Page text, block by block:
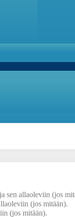
ja sen allaoleviin (jos
(jos mitään).
(jos mitään).